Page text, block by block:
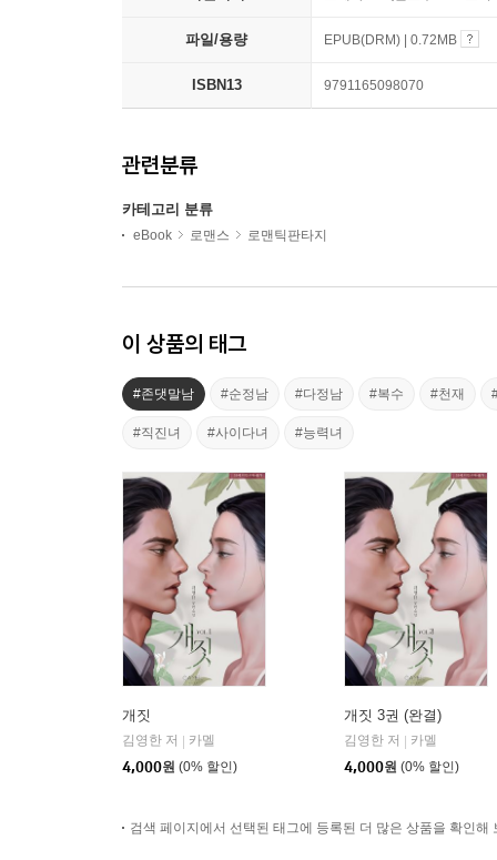
파일/용량 EPUB(DRM) | 0.72MB
ISBN13 9791165098070
관련분류
카테고리 분류
eBook 로맨스 로맨틱판타지
이 상품의 태그
#존댓말남 #순정남 #다정남 #복수 #천재
#직진녀 #사이다녀 #능력녀
개짓
김영한 저
카멜
4,000원 (0% 할인)
개짓 3권 (완결)
김영한 저
카멜
4,000원 (0% 할인)
검색 페이지에서 선택된 태그에 등록된 더 많은 상품을 확인해